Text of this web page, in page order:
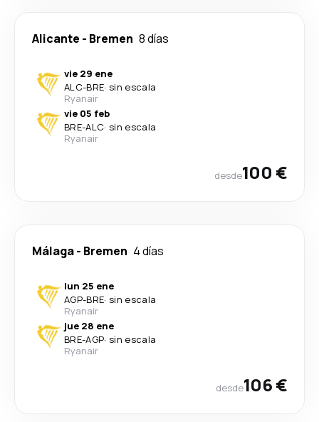
Alicante - Bremen 8 días
vie 29 ene
ALC-BRE· sin escala
Ryanair
vie 05 feb
BRE-ALC· sin escala
Ryanair
desde100 €
Málaga- Bremen 4 días
lun 25 ene
AGP-BRE· sin escala
Ryanair
jue 28 ene
BRE-AGP· sin escala
Ryanair
desde106 €